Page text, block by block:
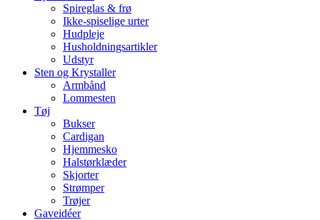
Spireglas & frø
Ikke-spiselige urter
Hudpleje
Husholdningsartikler
Udstyr
Sten og Krystaller
Armbånd
Lommesten
Tøj
Bukser
Cardigan
Hjemmesko
Halstørklæder
Skjorter
Strømper
Trøjer
Gaveidéer